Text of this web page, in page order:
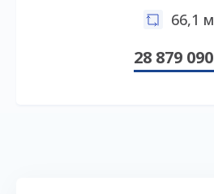
66,1 м
28 879 090